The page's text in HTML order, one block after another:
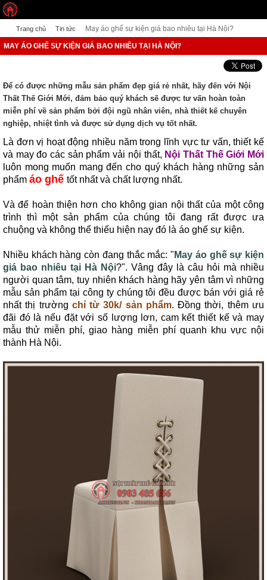
Trang chủ Tin tức May áo ghế sự kiện giá bao nhiêu tại Hà Nội?
MAY ÁO GHẾ SỰ KIỆN GIÁ BAO NHIÊU TẠI HÀ NỘI?
Để có được những mẫu sản phẩm đẹp giá rẻ nhất, hãy đến với Nội
Thất Thế Giới Mới, đảm bảo quý khách sẽ được tư vấn hoàn toàn
miễn phí về sản phẩm bởi đội ngũ nhân viên, nhà thiết kế chuyên
nghiệp, nhiệt tình và được sử dụng dịch vụ tốt nhất.
Là đơn vị hoạt động nhiều năm trong lĩnh vực tư vấn, thiết kế
và may đo các sản phẩm vải nội thất, Nội Thất Thế Giới Mới
uôn mong muốn mang đến cho quý khách hàng những sản
phẩm áo ghế tốt nhất và chất lượng nhất.
Và để hoàn thiện hơn cho không gian nội thất của một công
trình thì một sản phẩm của chúng tôi đang rất được ưa
chuộng và không thể thiếu hiện nay đó là áo ghế sự kiện.
Nhiều khách hàng còn đang thắc mắc: " May áo ghế sự kiện
giá bao nhiêu tại Hà Nội?". Vâng đây là câu hỏi mà nhiều
người quan tâm, tuy nhiên khách hàng hãy yên tâm vì những
mẫu sản phẩm tại công ty chúng tôi đều được bán với giá rẻ
nhất thị trường chỉ từ 30k/ sản phẩm. Đồng thời, thêm ưu
đãi đó là nếu đặt với số lượng lơn, cam kết thiết kế và may
mẫu thử miễn phí, giao hàng miễn phí quanh khu vực nội
thành Hà Nội.